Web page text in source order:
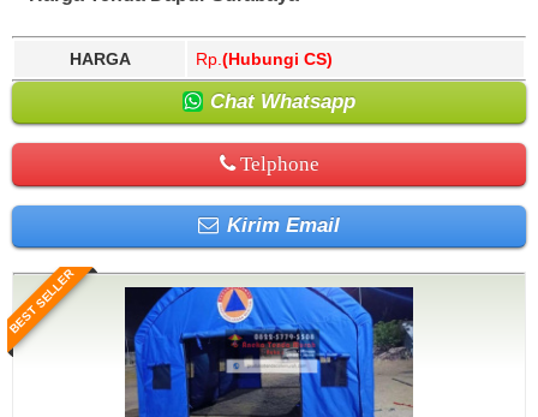
Yahukimo, Yalimo, Yogyakarta.
HARGA Rp. (Hubungi CS)
Chat Whatsapp
Telphone
Kirim Email
BEST SELLER